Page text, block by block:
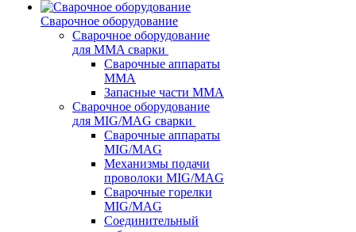
Сварочное оборудование
Сварочное оборудование
для MMA сварки
Сварочные аппараты
MMA
Запасные части MMA
Сварочное оборудование
для MIG/MAG сварки
Сварочные аппараты
MIG/MAG
Механизмы подачи
проволоки MIG/MAG
Сварочные горелки
MIG/MAG
Соединительный